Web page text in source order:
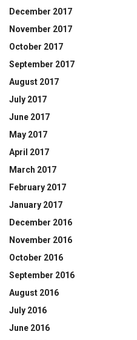
December 2017
November 2017
October 2017
September 2017
August 2017
July 2017
June 2017
May 2017
April 2017
March 2017
February 2017
January 2017
December 2016
November 2016
October 2016
September 2016
August 2016
July 2016
June 2016